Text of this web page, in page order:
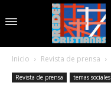
Inicio Revista de prensa
Revista de prensa temas sociales